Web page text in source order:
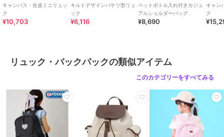
キャンバス・合皮ミニリュッ
ク
¥10,703
キルトデザインバケツ型リュ
ック
¥6,116
ペットボトル入れ付きカジュ
アルショルダーバッグ
¥8,690
キャン
ク
リュック・バックパックの類似アイテム
このカテゴリーをすべてみる